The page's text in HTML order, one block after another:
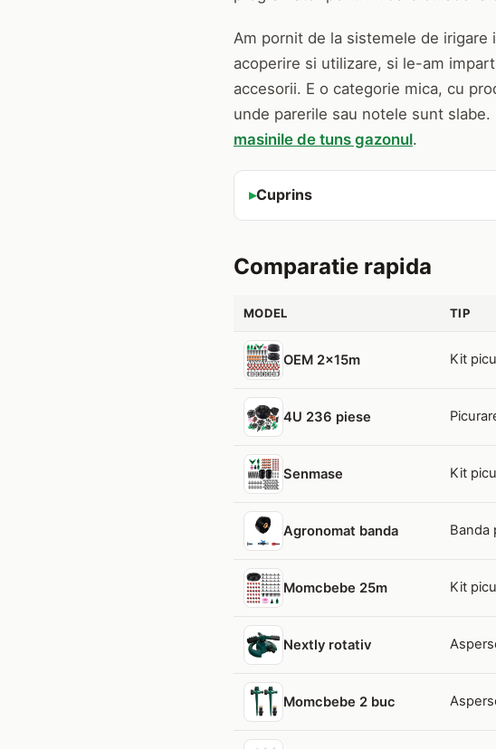
Am pornit de la sistemele de
acoperire si utilizare, si le-am
accesorii. E o categorie mica, cu
unde parerile sau notele sunt
masinile de tuns gazonul.
Cuprins
Comparatie rapida
MODEL TIP
OEM 2x15m Kit
4U 236 piese
Senmase Kit
Agronomat banda Banda
Momcbebe 25m Kit
Nextly rotativ
Momcbebe 2 buc